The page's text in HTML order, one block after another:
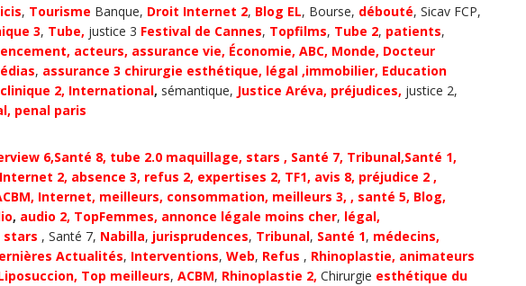
, Tourisme Banque, Droit Internet 2, Blog EL, Bourse, débouté, Sicav FCP,
3, Tube, justice 3 Festival de Cannes, Topfilms, Tube 2, patients,
acteurs, assurance vie, Économie, ABC, Monde, Docteur
, assurance 3 chirurgie esthétique, légal ,immobilier, Education
clinique 2, International, sémantique, Justice Aréva, préjudices, justice 2,
, penal paris
6,Santé 8, tube 2.0 maquillage, stars , Santé 7, Tribunal,Santé 1,
2, absence 3, refus 2, expertises 2, TF1, avis 8, préjudice 2 ,
, Internet, meilleurs, consommation, meilleurs 3, , santé 5, Blog,
, audio 2, TopFemmes, annonce légale moins cher, légal,
stars , Santé 7, Nabilla, jurisprudences, Tribunal, Santé 1, médecins,
Actualités, Interventions, Web, Refus , Rhinoplastie, animateurs
Top meilleurs, ACBM, Rhinoplastie 2, Chirurgie esthétique du